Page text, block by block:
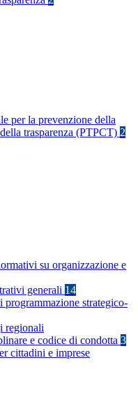
per la prevenzione della
trasparenza (PTPCT) 2
su organizzazione e
generali 14
programmazione strategico-
regionali
e codice di condotta 3
cittadini e imprese